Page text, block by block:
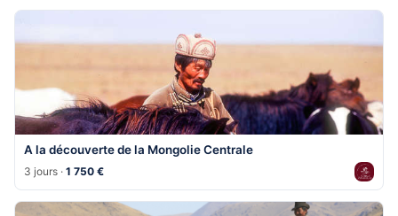
A la découverte de la Mongolie Centrale
3 jours ·1 750 €